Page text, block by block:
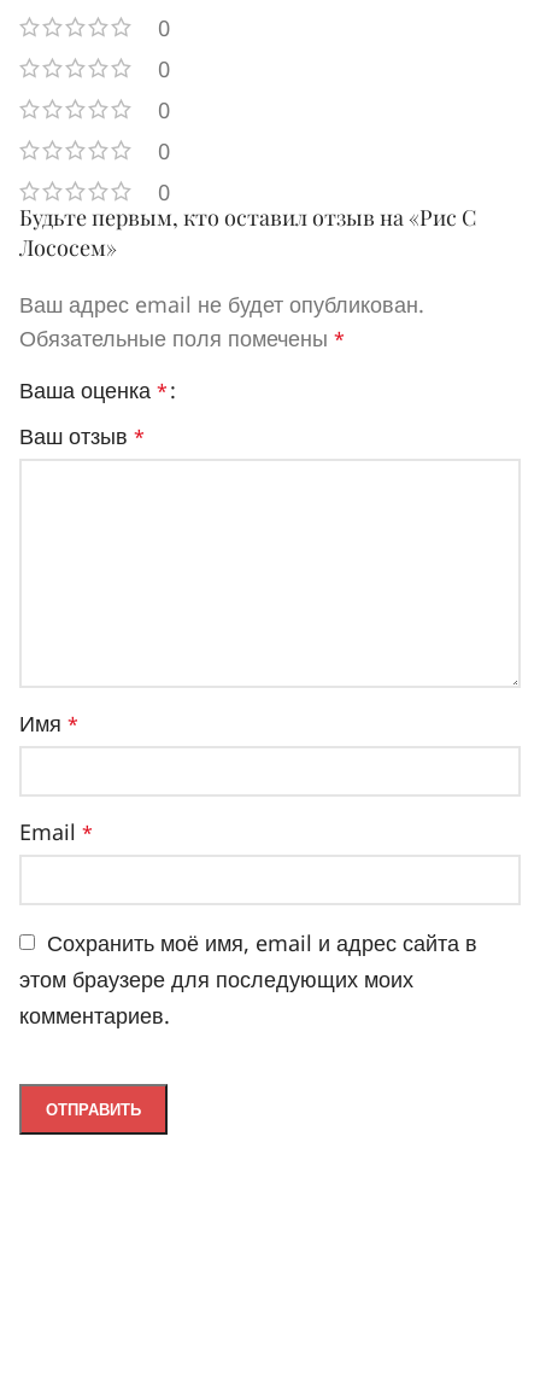
0
0
0
0
0
Будьте первым, кто оставил отзыв на «Рис С
Лососем»
Ваш адрес email не будет опубликован.
Обязательные поля помечены *
Ваша оценка *
Ваш отзыв *
Имя *
Email *
Сохранить моё имя, email и адрес сайта в
этом браузере для последующих моих
комментариев.